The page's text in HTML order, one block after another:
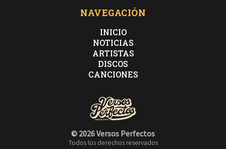
NAVEGACIÓN
INICIO
NOTICIAS
ARTISTAS
DISCOS
CANCIONES
© 2026 Versos Perfectos
Todos los derechos reservados